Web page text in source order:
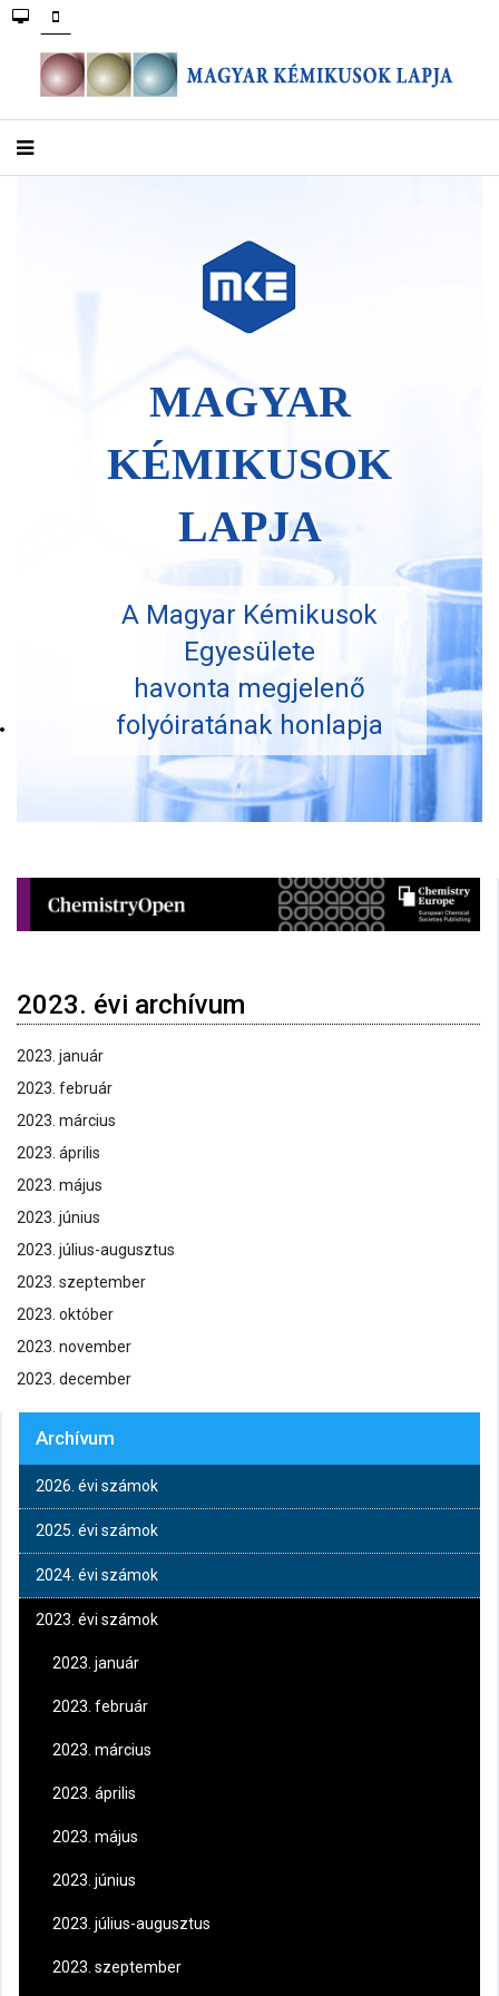
MAGYAR
KÉMIKUSOK
LAPJA
A Magyar Kémikusok
Egyesülete
havonta megjelenő
folyóiratának honlapja
2023. évi archívum
2023. január
2023. február
2023. március
2023. április
2023. május
2023. június
2023. július-augusztus
2023. szeptember
2023. október
2023. november
2023. december
Archívum
2026. évi számok
2025. évi számok
2024. évi számok
2023. évi számok
2023. január
2023. február
2023. március
2023. április
2023. május
2023. június
2023. július-augusztus
2023. szeptember